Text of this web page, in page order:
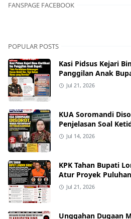
FANSPAGE FACEBOOK
POPULAR POSTS
Kasi Pidsus Kejari
Panggilan Anak
Keterangan Kasus
Jul 21, 2026
KUA Soromandi
Penjelasan Soal
pada Akad Nikah
Jul 14, 2026
KPK Tahan Bupati
Atur Proyek
Alphard hingga Uang
Jul 21, 2026
Unggahan Dugaan